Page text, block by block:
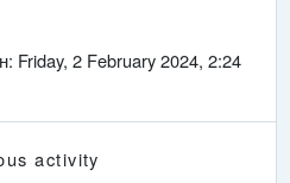
Friday, 2 February 2024, 2:24
activity